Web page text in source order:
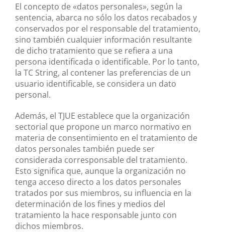
El concepto de «datos personales», según la
sentencia, abarca no sólo los datos recabados y
conservados por el responsable del tratamiento,
sino también cualquier información resultante
de dicho tratamiento que se refiera a una
persona identificada o identificable. Por lo tanto,
la TC String, al contener las preferencias de un
usuario identificable, se considera un dato
personal.
Además, el TJUE establece que la organización
sectorial que propone un marco normativo en
materia de consentimiento en el tratamiento de
datos personales también puede ser
considerada corresponsable del tratamiento.
Esto significa que, aunque la organización no
tenga acceso directo a los datos personales
tratados por sus miembros, su influencia en la
determinación de los fines y medios del
tratamiento la hace responsable junto con
dichos miembros.